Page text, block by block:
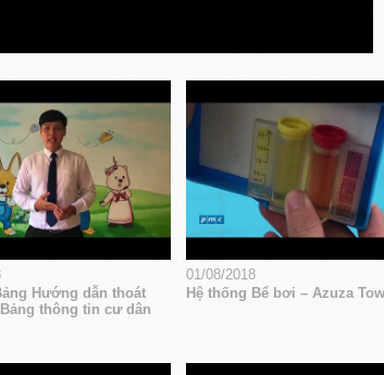
Hướng dẫn thoát
thông tin cư dân
01/08/2018
Hệ thống Bể bơi – Azuza